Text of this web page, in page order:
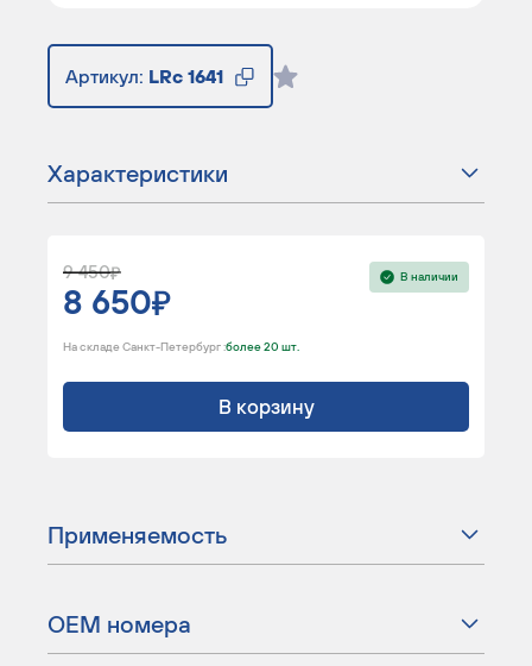
Артикул: LRc 1641
Характеристики
9 450
8 650
В наличии
На складе Санкт-Петербург :более 20 шт.
В корзину
Применяемость
ОЕМ номера